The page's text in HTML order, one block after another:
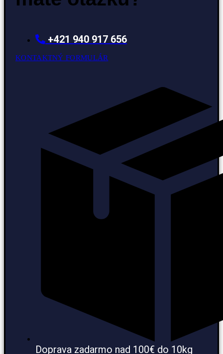
+421 940 917 656
KONTAKTNÝ FORMULÁR
Doprava zadarmo nad 100€ do 10kg